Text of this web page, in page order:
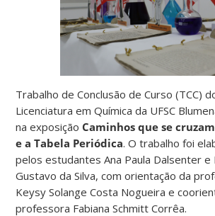
Trabalho de Conclusão de Curso (TCC)
Licenciatura em Química da UFSC
na exposição Caminhos que se
e a Tabela Periódica. O trabalho foi
pelos estudantes Ana Paula Dalsenter e
Gustavo da Silva, com orientação da
Keysy Solange Costa Nogueira e
professora Fabiana Schmitt Corrêa.